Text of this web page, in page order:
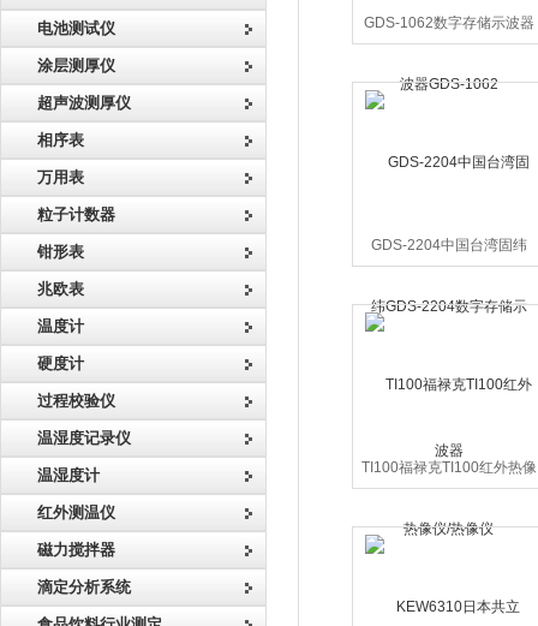
电池测试仪
涂层测厚仪
超声波测厚仪
相序表
万用表
粒子计数器
钳形表
兆欧表
温度计
硬度计
过程校验仪
温湿度记录仪
温湿度计
红外测温仪
磁力搅拌器
滴定分析系统
GDS-1062数字存储示波器
GDS-1062
GDS-2204中国台湾固纬
GDS-2204数字存储示波器
TI100福禄克TI100红外热像
仪/热像仪